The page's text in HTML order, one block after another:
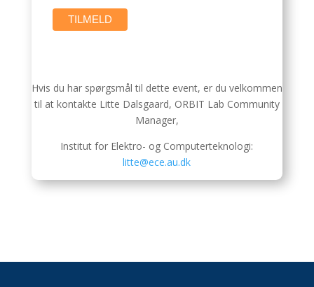
Hvis du har spørgsmål til dette event, er du velkommen
til at kontakte Litte Dalsgaard, ORBIT Lab Community
Manager,
Institut for Elektro- og Computerteknologi:
litte@ece.au.dk